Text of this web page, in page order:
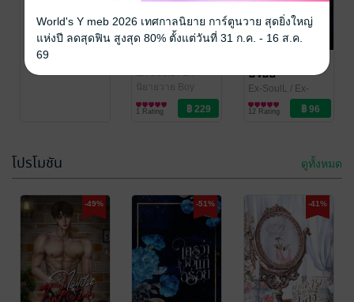
กรุณาเข้าสู่
ระบบก่อน
Ex-SoulL/ Ex-
SoulL/โซแอล
นิยายวาย Boy
Love / Yaoi
1 Rating
อร่อย
Ex-SoulL / Ex-
SoulL/โซแอล
นิยายวาย Boy
Love / Yaoi
12 Rating
ท่านชายอย่าได้
ไม่เป็นเพื่อน
โปรโมชัน ดูทั้งหมด
-49% -51% -41%
World's Y meb 2026 เทศกาลนิยาย การ์ตูนวาย สุดยิ่งใหญ่
แห่งปี ลดสุดฟิน สูงสุด 80% ตั้งแต่วันที่ 31 ก.ค. - 16 ส.ค.
69